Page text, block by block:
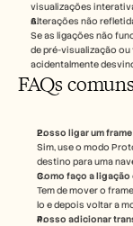
visualizações
Alterações não
Se as ligações não
de pré-visualização
acidentalmente
FAQs
Posso ligar um
Sim, use o modo
destino para uma
Como faço a ligação
Tem de mover o
lo e depois voltar a
Posso adicionar